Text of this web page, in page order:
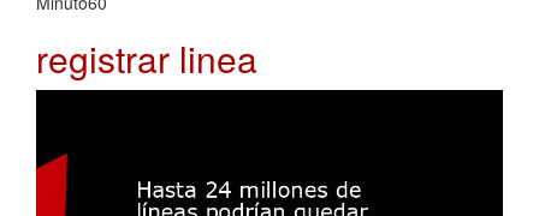
registrar linea